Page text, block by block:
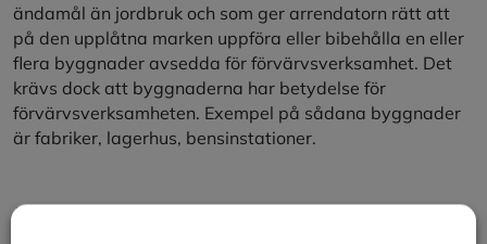
ändamål än jordbruk och som ger arrendatorn rätt att
på den upplåtna marken uppföra eller bibehålla en eller
flera byggnader avsedda för förvärvsverksamhet. Det
krävs dock att byggnaderna har betydelse för
förvärvsverksamheten. Exempel på sådana byggnader
är fabriker, lagerhus, bensinstationer.
Jakt- och fiskearrende